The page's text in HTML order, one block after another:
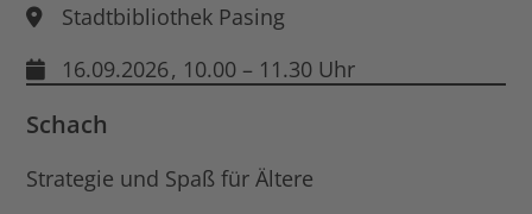
Stadtbibliothek Pasing
16.09.2026, 10.00 – 11.30 Uhr
Schach
Strategie und Spaß für Ältere